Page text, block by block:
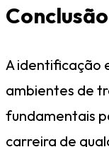
Conclusão
A identificação
ambientes de
fundamentais
carreira de